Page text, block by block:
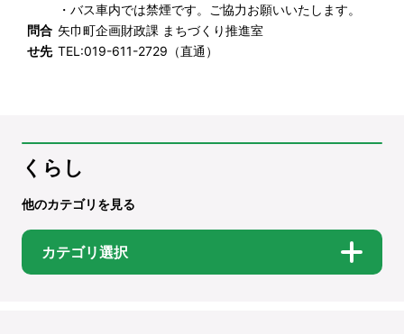
・バス車内では禁煙です。ご協力お願いいたします。
問合
せ先
矢巾町企画財政課 まちづくり推進室
TEL:019-611-2729 （直通）
くらし
他のカテゴリを見る
カテゴリ選択